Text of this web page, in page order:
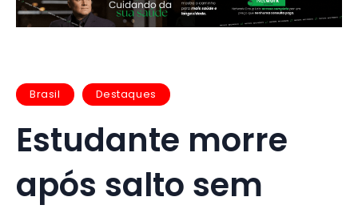
Brasil Destaques
Estudante morre
após salto sem